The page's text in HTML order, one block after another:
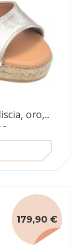
oro,
179,90 €